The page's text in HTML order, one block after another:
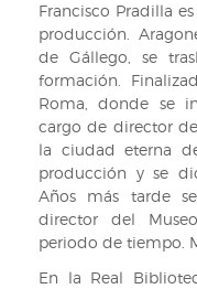
Francisco Pradilla
producción.
de Gállego, se
formación.
Roma, donde se
cargo de director
la ciudad eterna
producción y se
Años más tarde
director del
periodo de tiempo.
En la Real